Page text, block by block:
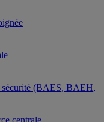
sécurité (BAES, BAEH,
centrale